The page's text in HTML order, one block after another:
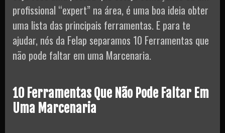
profissional “expert” na área, é uma boa ideia obter
uma lista das principais ferramentas. E para te
ajudar, nós da Felap separamos 10 Ferramentas que
não pode faltar em uma Marcenaria.
10 Ferramentas Que Não Pode Faltar Em
Uma Marcenaria